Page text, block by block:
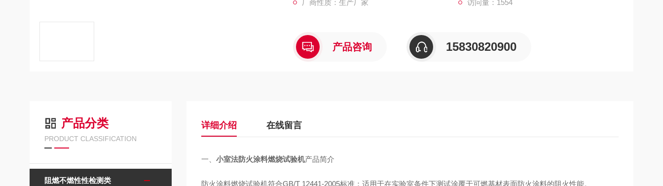
厂商性质：生产厂家 访问量：1554
产品咨询 15830820900
产品分类
PRODUCT CLASSIFICATION
阻燃不燃性性检测类
详细介绍 在线留言
一、 小室法防火涂料燃烧试验机产品简介
防火涂料燃烧试验机符合GB/T 12441-2005标准；适用于在实验室条件下测试涂覆于可燃基材表面防火涂料的阻火性能。